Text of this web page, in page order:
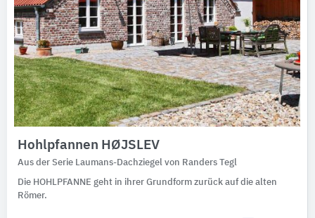
Hohlpfannen HØJSLEV
Aus der Serie Laumans-Dachziegel von Randers Tegl
Die HOHLPFANNE geht in ihrer Grundform zurück auf die alten
Römer.